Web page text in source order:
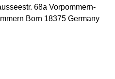
68a Vorpommern-
Born 18375 Germany